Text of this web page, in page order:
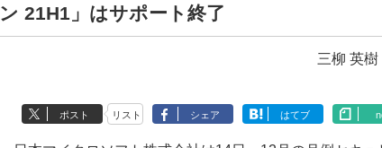
ン 21H1」はサポート終了
三柳 英樹
ポスト リスト シェア はてブ